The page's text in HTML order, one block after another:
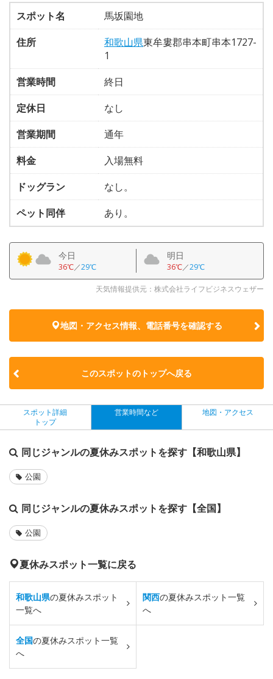
スポット名
馬坂園地
住所
和歌山県東牟婁郡串本町串本1727-
1
営業時間
終日
定休日
なし
営業期間
通年
料金
入場無料
ドッグラン
なし。
ペット同伴
あり。
今日
36℃／29℃
明日
36℃／29℃
天気情報提供元：株式会社ライフビジネスウェザー
地図・アクセス情報、電話番号を確認する
このスポットのトップへ戻る
スポット詳細
トップ
営業時間など 地図・アクセス
同じジャンルの夏休みスポットを探す【和歌山県】
公園
同じジャンルの夏休みスポットを探す【全国】
公園
夏休みスポット一覧に戻る
和歌山県の夏休みスポット
一覧へ
関西の夏休みスポット一覧
へ
全国の夏休みスポット一覧
へ